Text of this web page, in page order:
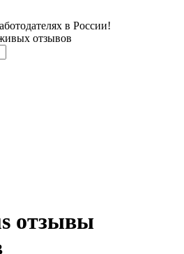
в России!
отзывов
отзывы